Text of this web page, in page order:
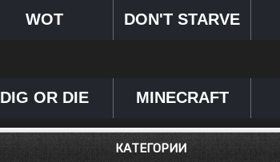
WOT DON'T STARVE
DIG OR DIE MINECRAFT
КАТЕГОРИИ